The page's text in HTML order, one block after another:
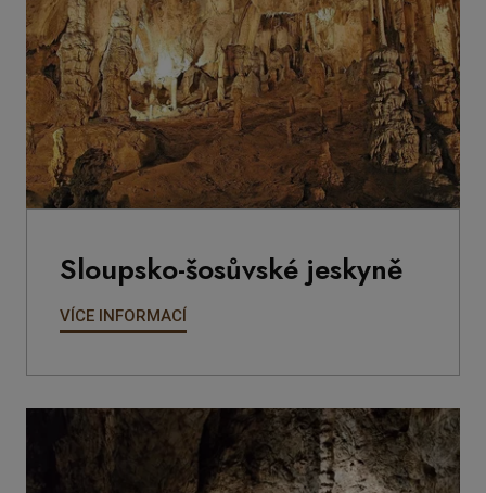
Sloupsko-šosůvské jeskyně
VÍCE INFORMACÍ